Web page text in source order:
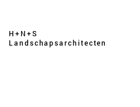
H+N+S
Landschaps­architecten